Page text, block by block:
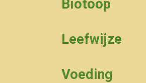
Biotoop
Leefwijze
Voeding